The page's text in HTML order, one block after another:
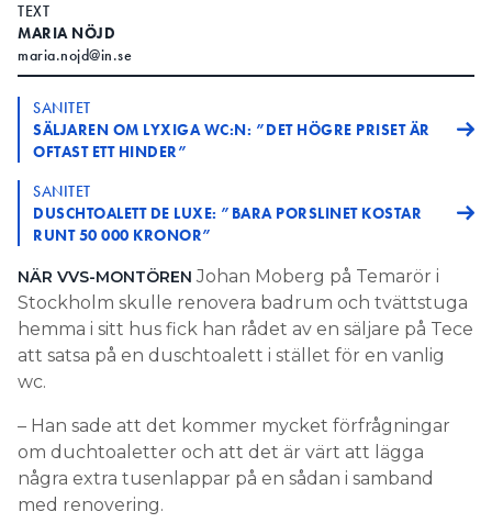
TEXT
MARIA NÖJD
maria.nojd@in.se
SANITET
SÄLJAREN OM LYXIGA WC:N: ”DET HÖGRE PRISET ÄR
OFTAST ETT HINDER”
SANITET
DUSCHTOALETT DE LUXE: ”BARA PORSLINET KOSTAR
RUNT 50 000 KRONOR”
NÄR VVS-MONTÖRENJohan Moberg på Temarör i
Stockholm skulle renovera badrum och tvättstuga
hemma i sitt hus fick han rådet av en säljare på Tece
att satsa på en duschtoalett i stället för en vanlig
wc.
– Han sade att det kommer mycket förfrågningar
om duchtoaletter och att det är värt att lägga
några extra tusenlappar på en sådan i samband
med renovering.